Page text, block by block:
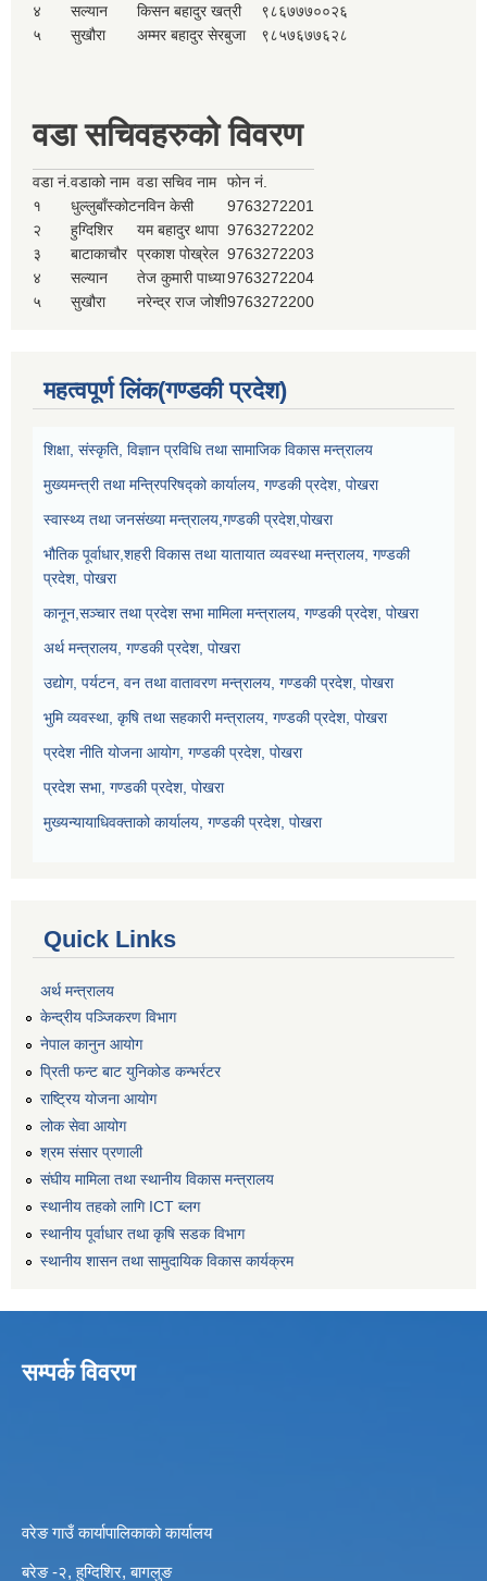
४
सल्यान किसन बहादुर खत्री
९८६७७७००२६
५
सुखौरा अम्मर बहादुर सेरबुजा ९८५७६७७६२८
वडा सचिवहरुको विवरण
वडा नं. वडाको नाम वडा सचिव नाम
फोन नं.
१
धुल्लुबाँस्कोटनविन केसी
9763272201
२
हुग्दिशिर यम बहादुर थापा 9763272202
३
बाटाकाचौर प्रकाश पोख्रेल 9763272203
४
सल्यान तेज कुमारी पाध्या9763272204
५
सुखौरा नरेन्द्र राज जोशी9763272200
महत्वपूर्ण लिंक(गण्डकी प्रदेश)
शिक्षा, संस्कृति, विज्ञान प्रविधि तथा सामाजिक विकास मन्त्रालय
मुख्यमन्त्री तथा मन्त्रिपरिषद्को कार्यालय, गण्डकी प्रदेश, पोखरा
स्वास्थ्य तथा जनसंख्या मन्त्रालय,गण्डकी प्रदेश,पोखरा
भौतिक पूर्वाधार,शहरी विकास तथा यातायात व्यवस्था मन्त्रालय, गण्डकी
प्रदेश, पोखरा
कानून,सञ्चार तथा प्रदेश सभा मामिला मन्त्रालय, गण्डकी प्रदेश, पोखरा
अर्थ मन्त्रालय, गण्डकी प्रदेश, पोखरा
उद्योग, पर्यटन, वन तथा वातावरण मन्त्रालय, गण्डकी प्रदेश, पोखरा
भुमि व्यवस्था, कृषि तथा सहकारी मन्त्रालय, गण्डकी प्रदेश, पोखरा
प्रदेश नीति योजना आयोग, गण्डकी प्रदेश, पोखरा
प्रदेश सभा, गण्डकी प्रदेश, पोखरा
मुख्यन्यायाधिवक्ताको कार्यालय, गण्डकी प्रदेश, पोखरा
Quick Links
अर्थ मन्त्रालय
केन्द्रीय पञ्जिकरण विभाग
नेपाल कानुन आयोग
प्रिती फन्ट बाट युनिकोड कन्भर्रटर
राष्ट्रिय योजना आयोग
लोक सेवा आयोग
श्रम संसार प्रणाली
संघीय मामिला तथा स्थानीय विकास मन्त्रालय
स्थानीय तहको लागि ICT ब्लग
स्थानीय पूर्वाधार तथा कृषि सडक विभाग
स्थानीय शासन तथा सामुदायिक विकास कार्यक्रम
सम्पर्क विवरण
वरेङ गाउँ कार्यापालिकाको कार्यालय
बरेङ -२, हुग्दिशिर, बागलुङ